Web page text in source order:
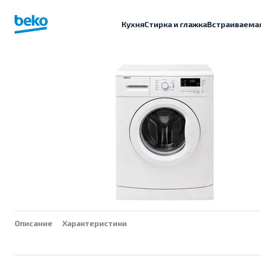
КухняСтирка и глажка
Описание Характеристики